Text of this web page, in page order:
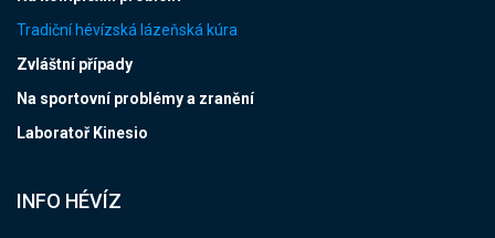
Tradiční hévízská lázeňská kúra
Zvláštní případy
Na sportovní problémy a zranění
Laboratoř Kinesio
INFO HÉVÍZ